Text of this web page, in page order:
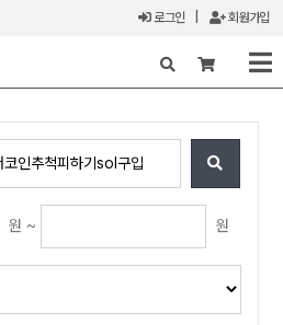
로그인 회원가입
X
원 ~ 원